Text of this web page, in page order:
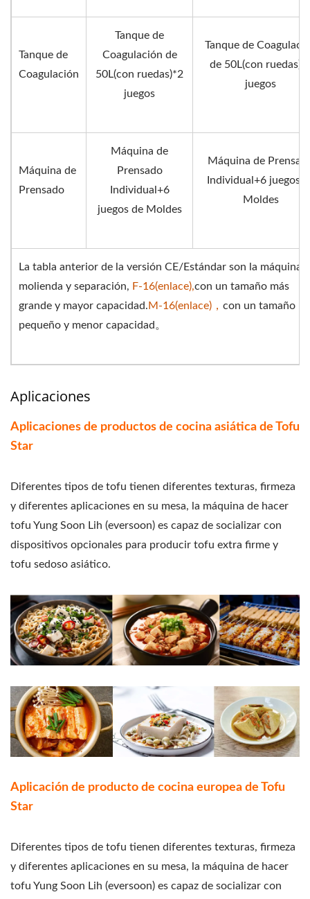
Tanque de
Coagulación
Tanque de
Coagulación de
50L(con ruedas)*2
juegos
Tanque de
de 50L(con
juegos
Máquina de
Prensado
Máquina de
Prensado
Individual+6
juegos de Moldes
Máquina de
Individual+6 juegos
Moldes
La tabla anterior de la versión CE/Estándar son la máquina
molienda y separación, F-16(enlace),con un tamaño más
grande y mayor capacidad.M-16(enlace)， con un tamaño
pequeño y menor capacidad。
Aplicaciones
Aplicaciones de productos de cocina asiática de Tofu
Star
Diferentes tipos de tofu tienen diferentes texturas, firmeza
y diferentes aplicaciones en su mesa, la máquina de hacer
tofu Yung Soon Lih (eversoon) es capaz de socializar con
dispositivos opcionales para producir tofu extra firme y
tofu sedoso asiático.
Aplicación de producto de cocina europea de Tofu
Star
Diferentes tipos de tofu tienen diferentes texturas, firmeza
y diferentes aplicaciones en su mesa, la máquina de hacer
tofu Yung Soon Lih (eversoon) es capaz de socializar con